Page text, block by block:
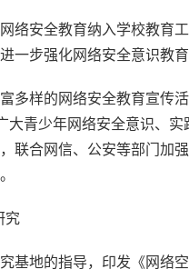
络安全教育纳入学校教育
一步强化网络安全意识教
多样的网络安全教育宣传
大青少年网络安全意识、
联合网信、公安等部门加
究
基地的指导，印发《网络